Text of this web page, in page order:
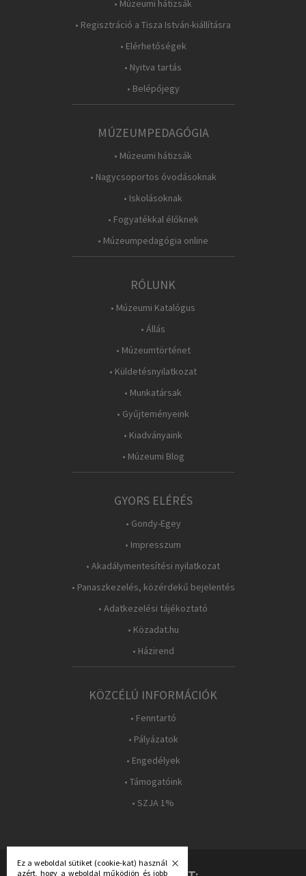
• Múzeumi hátizsák
• Regisztráció a Tisza István-kiállításra
• Elérhetőségek
• Nyitva tartás
• Belépőjegy
MÚZEUMPEDAGÓGIA
• Múzeumi hátizsák
• Nagycsoportos óvodásoknak
• Iskolásoknak
• Fogyatékkal élőknek
• Múzeumpedagógia online
RÓLUNK
• Múzeumi Katalógus
• Állás
• Múzeumtörténet
• Küldetésnyilatkozat
• Munkatársak
• Gyűjteményeink
• Kiadványaink
• Múzeumi Blog
GYORS ELÉRÉS
• Gondy-Egey
• Impresszum
• Akadálymentesítési nyilatkozat
• Panaszkezelés, közérdekű bejelentés
• Adatkezelési tájékoztató
• Közadat.hu
• Házirend
KÖZCÉLÚ INFORMÁCIÓK
• Fenntartó
• Pályázatok
• Engedélyek
• Támogatóink
• SZJA 1%
Ez a weboldal sütiket (cookie-kat) használ
azért, hogy a weboldal működjön és jobb